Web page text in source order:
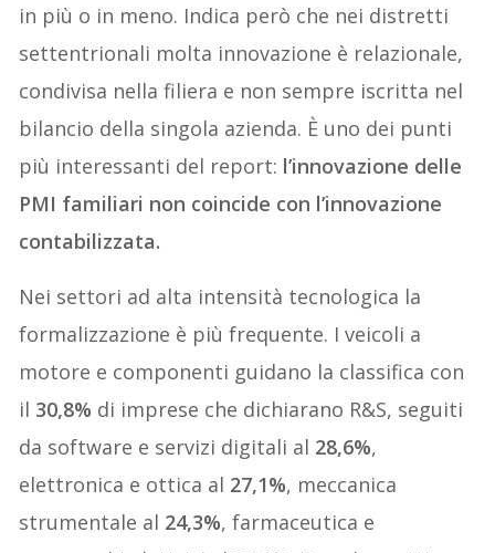
in più o in meno. Indica però che nei distretti
settentrionali molta innovazione è relazionale,
condivisa nella filiera e non sempre iscritta nel
bilancio della singola azienda. È uno dei punti
più interessanti del report: l’innovazione delle
PMI familiari non coincide con l’innovazione
contabilizzata.
Nei settori ad alta intensità tecnologica la
formalizzazione è più frequente. I veicoli a
motore e componenti guidano la classifica con
il 30,8% di imprese che dichiarano R&S, seguiti
da software e servizi digitali al 28,6%,
elettronica e ottica al 27,1%, meccanica
strumentale al 24,3%, farmaceutica e